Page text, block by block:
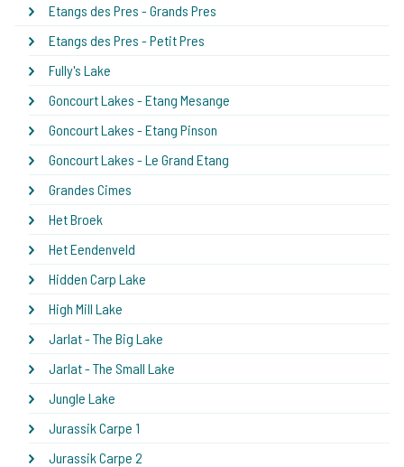
Etangs des Pres - Grands Pres
Etangs des Pres - Petit Pres
Fully's Lake
Goncourt Lakes - Etang Mesange
Goncourt Lakes - Etang Pinson
Goncourt Lakes - Le Grand Etang
Grandes Cimes
Het Broek
Het Eendenveld
Hidden Carp Lake
High Mill Lake
Jarlat - The Big Lake
Jarlat - The Small Lake
Jungle Lake
Jurassik Carpe 1
Jurassik Carpe 2